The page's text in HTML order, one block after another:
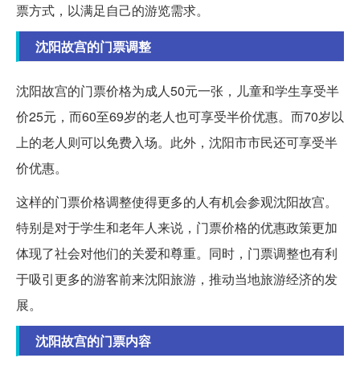
票方式，以满足自己的游览需求。
沈阳故宫的门票调整
沈阳故宫的门票价格为成人50元一张，儿童和学生享受半
价25元，而60至69岁的老人也可享受半价优惠。而70岁以
上的老人则可以免费入场。此外，沈阳市市民还可享受半
价优惠。
这样的门票价格调整使得更多的人有机会参观沈阳故宫。
特别是对于学生和老年人来说，门票价格的优惠政策更加
体现了社会对他们的关爱和尊重。同时，门票调整也有利
于吸引更多的游客前来沈阳旅游，推动当地旅游经济的发
展。
沈阳故宫的门票内容